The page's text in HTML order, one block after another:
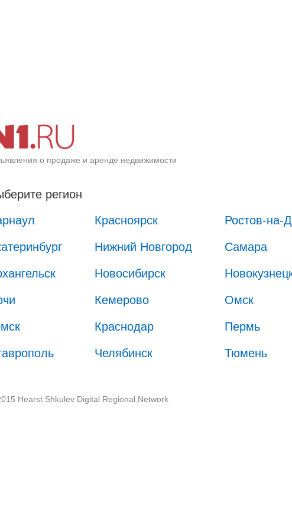
о продаже и аренде недвижимости
регион
Красноярск Ростов-на-
Нижний Новгород Самара
Новосибирск
Кемерово Омск
Краснодар Пермь
Челябинск Тюмень
Hearst Shkulev Digital Regional Network